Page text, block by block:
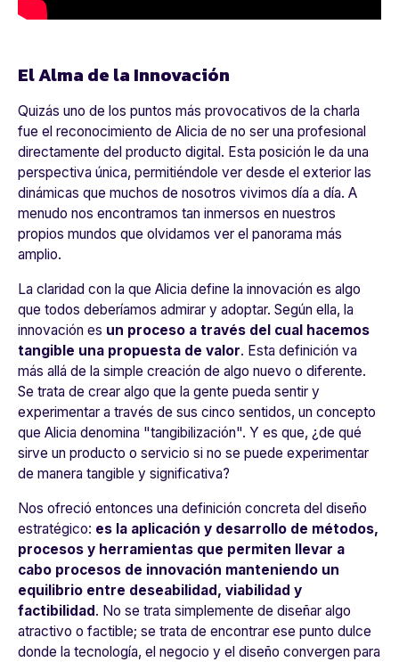
El Alma de la Innovación
Quizás uno de los puntos más provocativos de la charla
fue el reconocimiento de Alicia de no ser una profesional
directamente del producto digital. Esta posición le da una
perspectiva única, permitiéndole ver desde el exterior las
dinámicas que muchos de nosotros vivimos día a día. A
menudo nos encontramos tan inmersos en nuestros
propios mundos que olvidamos ver el panorama más
amplio.
La claridad con la que Alicia define la innovación es algo
que todos deberíamos admirar y adoptar. Según ella, la
innovación es un proceso a través del cual hacemos
tangible una propuesta de valor. Esta definición va
más allá de la simple creación de algo nuevo o diferente.
Se trata de crear algo que la gente pueda sentir y
experimentar a través de sus cinco sentidos, un concepto
que Alicia denomina "tangibilización". Y es que, ¿de qué
sirve un producto o servicio si no se puede experimentar
de manera tangible y significativa?
Nos ofreció entonces una definición concreta del diseño
estratégico: es la aplicación y desarrollo de métodos,
procesos y herramientas que permiten llevar a
cabo procesos de innovación manteniendo un
equilibrio entre deseabilidad, viabilidad y
factibilidad. No se trata simplemente de diseñar algo
atractivo o factible; se trata de encontrar ese punto dulce
donde la tecnología, el negocio y el diseño convergen para